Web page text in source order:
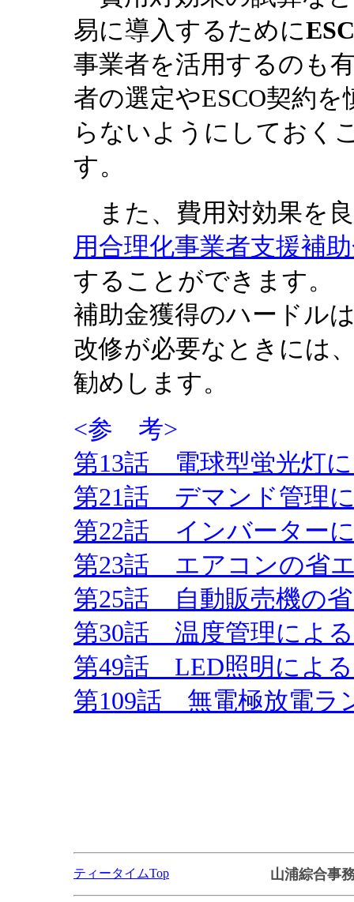
易に導入するために
事業者を活用するのも
者の選定やESCO契約
らないようにしておく
す。
また、費用対効果を
用合理化事業者支援補
することができます。
補助金獲得のハードル
改修が必要なときには
勧めします。
<参 考>
第13話 電球型蛍光灯
第21話 デマンド管理
第22話 インバーター
第23話 エアコンの省
第25話 自動販売機の
第30話 温度管理によ
第49話 LED照明によ
第109話 無電極放電ラ
ティータイムTop 山浦綜合事